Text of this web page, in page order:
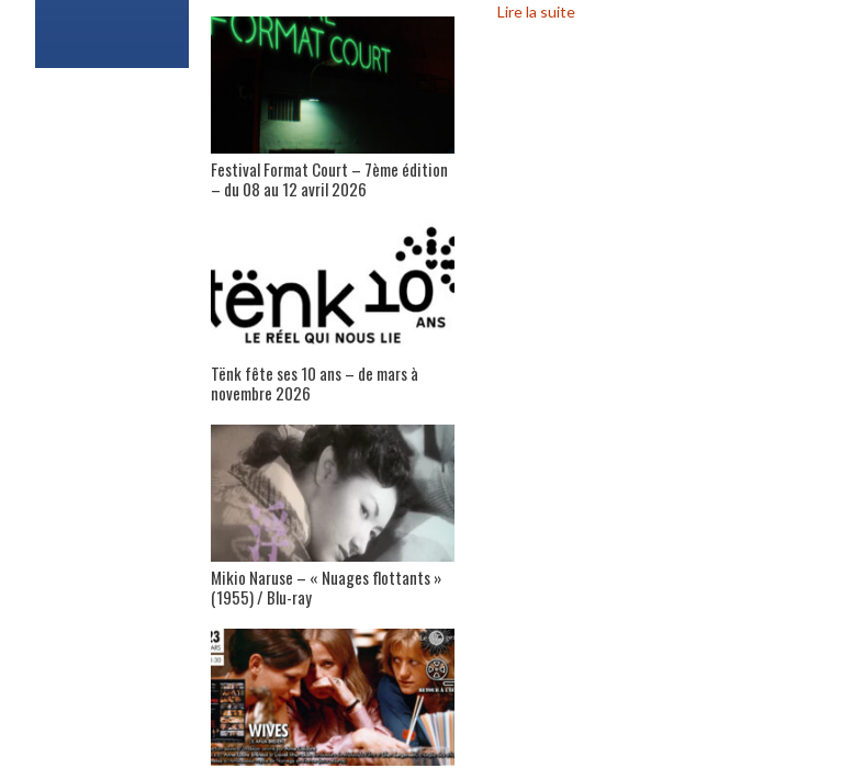
Lire la suite
Festival Format Court – 7ème édition
– du 08 au 12 avril 2026
Tënk fête ses 10 ans – de mars à
novembre 2026
Mikio Naruse – « Nuages flottants »
(1955) / Blu-ray